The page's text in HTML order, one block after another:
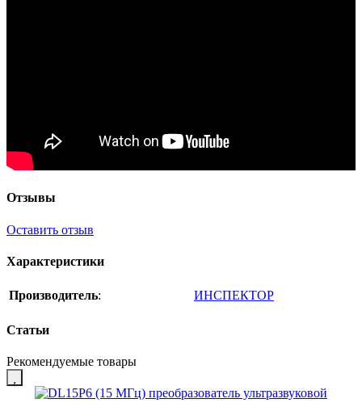
Отзывы
Оставить отзыв
Характеристики
Производитель: ИНСПЕКТОР
Статьи
Рекомендуемые товары